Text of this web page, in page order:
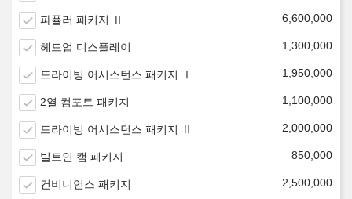
파퓰러 패키지 Ⅱ 6,600,000
헤드업 디스플레이 1,300,000
드라이빙 어시스턴스 패키지 Ⅰ 1,950,000
2열 컴포트 패키지 1,100,000
드라이빙 어시스턴스 패키지 Ⅱ 2,000,000
빌트인 캠 패키지 850,000
컨비니언스 패키지 2,500,000